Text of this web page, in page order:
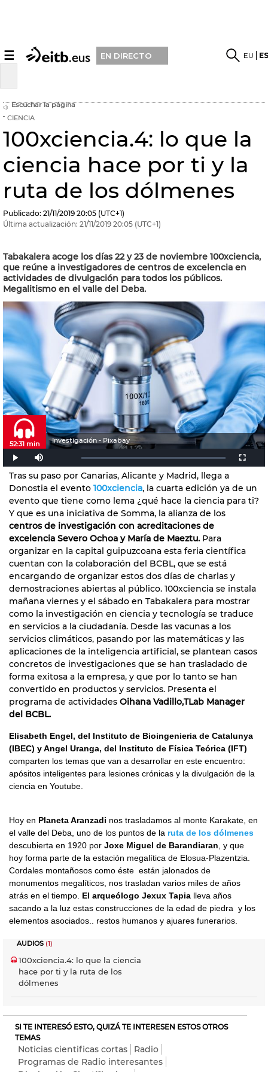
☰ EN DIRECTO EU
Escuchar la página
CIENCIA
100xciencia.4: lo que la
ciencia hace por ti y la
ruta de los dólmenes
Publicado: 21/11/2019 20:05 (UTC+1)
Última actualización: 21/11/2019 20:05 (UTC+1)
Tabakalera acoge los días 22 y 23 de noviembre 100xciencia,
que reúne a investigadores de centros de excelencia en
actividades de divulgación para todos los públicos.
Megalitismo en el valle del Deba.
Investigación - Pixabay
52:31 min
Tras su paso por Canarias, Alicante y Madrid, llega a
Donostia el evento 100xciencia, la cuarta edición ya de un
evento que tiene como lema ¿qué hace la ciencia para ti?
Y que es una iniciativa de Somma, la alianza de los
centros de investigación con acreditaciones de
excelencia Severo Ochoa y María de Maeztu. Para
organizar en la capital guipuzcoana esta feria científica
cuentan con la colaboración del BCBL, que se está
encargando de organizar estos dos días de charlas y
demostraciones abiertas al público. 100xciencia se instala
mañana viernes y el sábado en Tabakalera para mostrar
como la investigación en ciencia y tecnología se traduce
en servicios a la ciudadanía. Desde las vacunas a los
servicios climáticos, pasando por las matemáticas y las
aplicaciones de la inteligencia artificial, se plantean casos
concretos de investigaciones que se han trasladado de
forma exitosa a la empresa, y que por lo tanto se han
convertido en productos y servicios. Presenta el
programa de actividades Oihana Vadillo,TLab Manager
del BCBL.
Elisabeth Engel, del Instituto de Bioingenieria de Catalunya
(IBEC) y Angel Uranga, del Instituto de Física Teórica (IFT)
comparten los temas que van a desarrollar en este encuentro:
apósitos inteligentes para lesiones crónicas y la divulgación de la
ciencia en Youtube.
Hoy en Planeta Aranzadi nos trasladamos al monte Karakate, en
el valle del Deba, uno de los puntos de la ruta de los dólmenes
descubierta en 1920 por Joxe Miguel de Barandiaran , y que
hoy forma parte de la estación megalítica de Elosua-Plazentzia.
Cordales montañosos como éste están jalonados de
monumentos megalíticos, nos trasladan varios miles de años
atrás en el tiempo. El arqueólogo Jexux Tapia lleva años
sacando a la luz estas construcciones de la edad de piedra y los
elementos asociados.. restos humanos y ajuares funerarios.
AUDIOS (1)
100xciencia.4: lo que la ciencia
hace por ti y la ruta de los
dólmenes
SI TE INTERESÓ ESTO, QUIZÁ TE INTERESEN ESTOS OTROS
TEMAS
Noticias cientificas cortas
Radio
Programas de Radio interesantes